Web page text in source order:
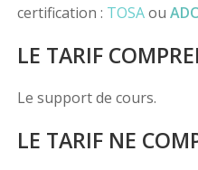
certification : TOSAou
LE TARIF
Le support de cours.
LE TARIF NE